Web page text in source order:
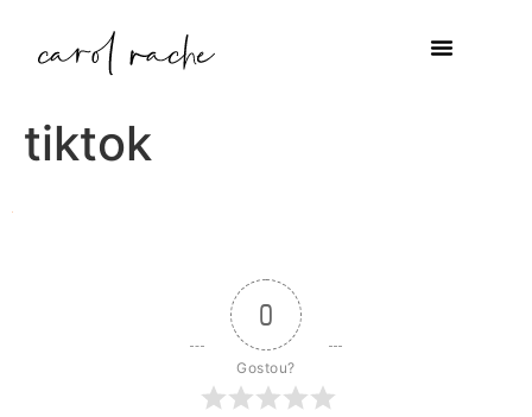
tiktok
0
Gostou?